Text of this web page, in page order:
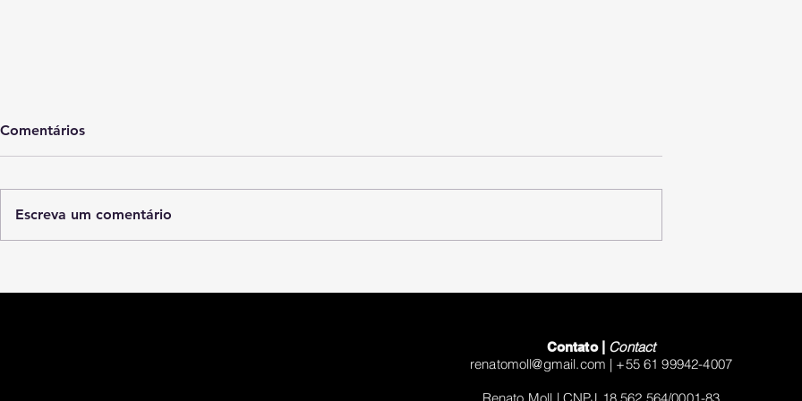
Desenho Livre
não curto"
Comentários
Escreva um comentário
Contato |
Contact
renatomoll@gmail.com | +55 61 99942-4007